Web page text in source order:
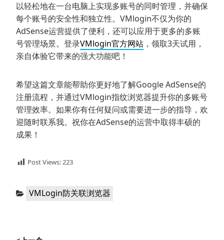
以轻松地在一台电脑上实现多账号的同时管理，并确保
每个账号的安全性和独立性。VMlogin不仅为你的
AdSense运营提供了便利，还可以应用于更多的多账
号管理场景。登录VMlogin官方网站 ，领取3天试用，
亲自体验它带来的强大功能吧！
希望这篇文章能帮助你更好地了解Google AdSense的
注册流程，并通过VMlogin指纹浏览器提升你的多账号
管理效率。如果你有任何疑问或需要进一步的指导，欢
迎随时联系我。祝你在AdSense的运营中取得丰硕的
成果！
Post Views:223
分 VMLogin防关联浏览器